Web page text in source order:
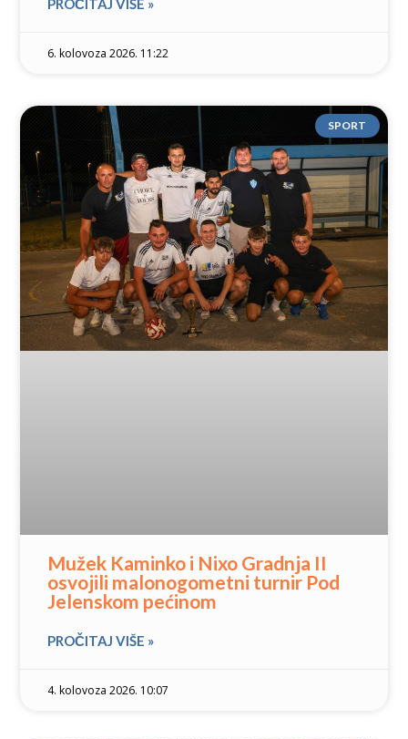
PROČITAJ VIŠE »
6. kolovoza 2026. 11:22
SPORT
Mužek Kaminko i Nixo Gradnja II
osvojili malonogometni turnir Pod
Jelenskom pećinom
PROČITAJ VIŠE »
4. kolovoza 2026. 10:07